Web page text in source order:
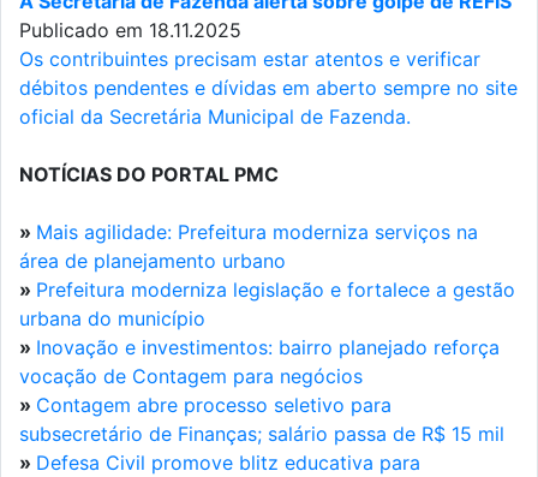
Publicado em 18.11.2025
Os contribuintes precisam estar atentos e verificar
débitos pendentes e dívidas em aberto sempre no site
oficial da Secretária Municipal de Fazenda.
NOTÍCIAS DO PORTAL PMC
» Mais agilidade: Prefeitura moderniza serviços na
área de planejamento urbano
» Prefeitura moderniza legislação e fortalece a gestão
urbana do município
» Inovação e investimentos: bairro planejado reforça
vocação de Contagem para negócios
» Contagem abre processo seletivo para
subsecretário de Finanças; salário passa de R$ 15 mil
» Defesa Civil promove blitz educativa para